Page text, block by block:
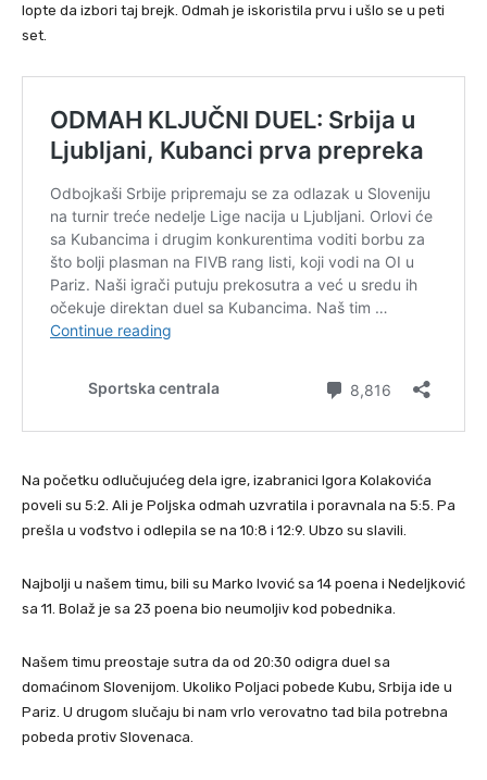
lopte da izbori taj brejk. Odmah je iskoristila prvu i ušlo se u peti
set.
Na početku odlučujućeg dela igre, izabranici Igora Kolakovića
poveli su 5:2. Ali je Poljska odmah uzvratila i poravnala na 5:5. Pa
prešla u vođstvo i odlepila se na 10:8 i 12:9. Ubzo su slavili.
Najbolji u našem timu, bili su Marko Ivović sa 14 poena i Nedeljković
sa 11. Bolaž je sa 23 poena bio neumoljiv kod pobednika.
Našem timu preostaje sutra da od 20:30 odigra duel sa
domaćinom Slovenijom. Ukoliko Poljaci pobede Kubu, Srbija ide u
Pariz. U drugom slučaju bi nam vrlo verovatno tad bila potrebna
pobeda protiv Slovenaca.